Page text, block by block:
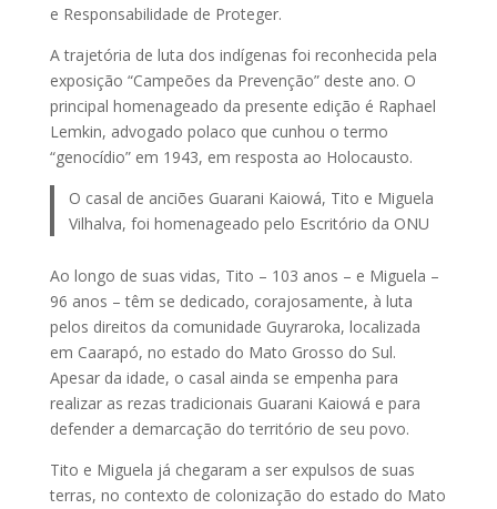
e Responsabilidade de Proteger.
A trajetória de luta dos indígenas foi reconhecida pela
exposição “Campeões da Prevenção” deste ano. O
principal homenageado da presente edição é Raphael
Lemkin, advogado polaco que cunhou o termo
“genocídio” em 1943, em resposta ao Holocausto.
O casal de anciões Guarani Kaiowá, Tito e Miguela
Vilhalva, foi homenageado pelo Escritório da ONU
Ao longo de suas vidas, Tito – 103 anos – e Miguela –
96 anos – têm se dedicado, corajosamente, à luta
pelos direitos da comunidade Guyraroka, localizada
em Caarapó, no estado do Mato Grosso do Sul.
Apesar da idade, o casal ainda se empenha para
realizar as rezas tradicionais Guarani Kaiowá e para
defender a demarcação do território de seu povo.
Tito e Miguela já chegaram a ser expulsos de suas
terras, no contexto de colonização do estado do Mato